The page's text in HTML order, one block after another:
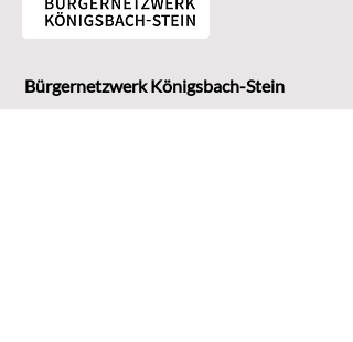
Bürgernetzwerk Königsbach-Stein